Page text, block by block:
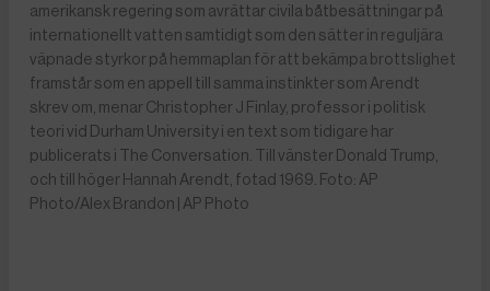
amerikansk regering som avrättar civila båtbesättningar på
internationellt vatten samtidigt som den sätter in reguljära
väpnade styrkor på hemmaplan för att bekämpa brottslighet
framstår som en appell till samma instinkter som Arendt
skrev om, menar Christopher J Finlay, professor i politisk
teori vid Durham University i en text som tidigare har
publicerats i The Conversation. Till vänster Donald Trump,
och till höger Hannah Arendt, fotad 1969. Foto: AP
Photo/Alex Brandon | AP Photo